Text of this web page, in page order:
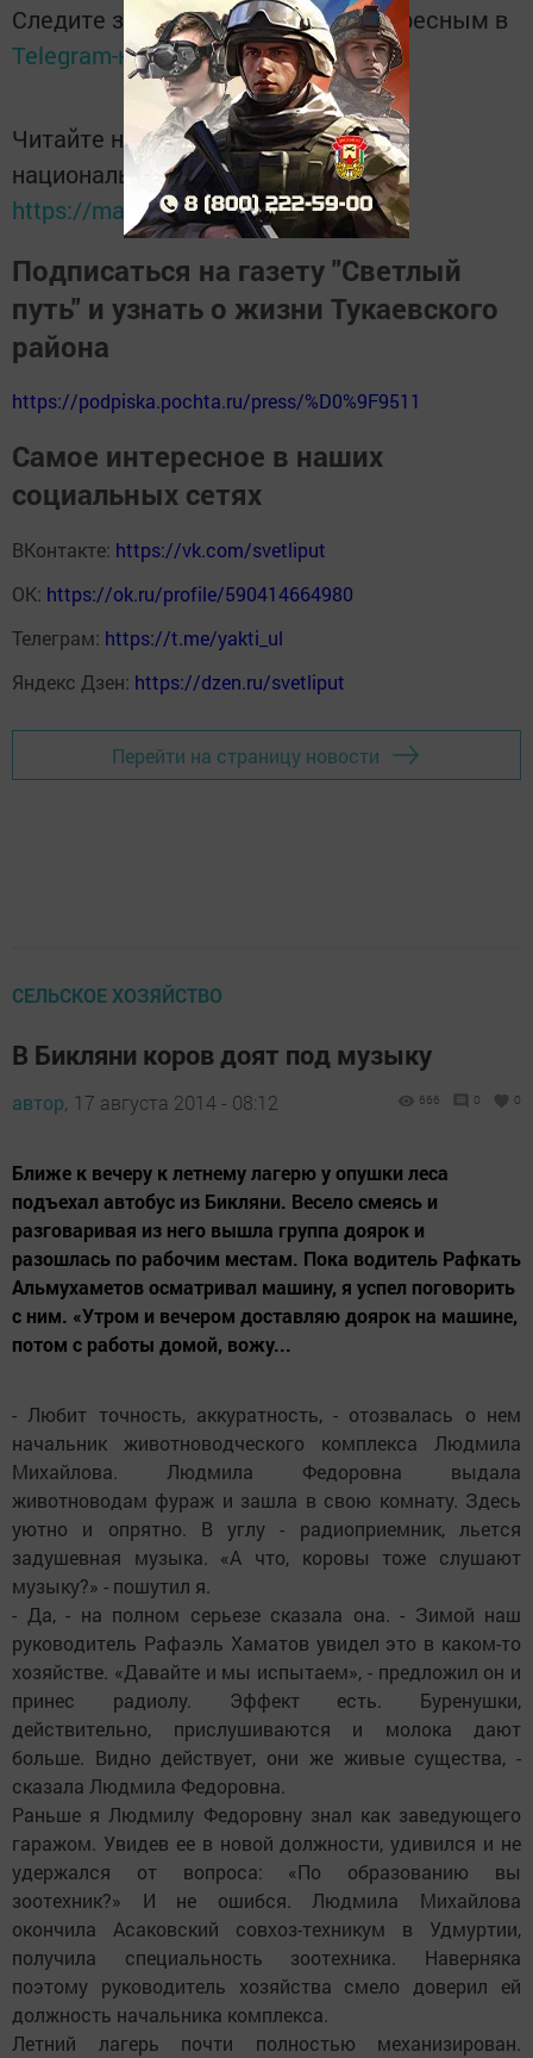
Следите за самым важным и интересным в
Telegram-каналеТатмедиа
Читайте новости Татарстана в
национальном мессенджере MАХ:
https://max.ru/tatmedia
Подписаться на газету "Светлый
путь" и узнать о жизни Тукаевского
района
https://podpiska.pochta.ru/press/%D0%9F9511
Самое интересное в наших
социальных сетях
ВКонтакте: https://vk.com/svetliput
ОК: https://ok.ru/profile/590414664980
Телеграм: https://t.me/yakti_ul
Яндекс Дзен: https://dzen.ru/svetliput
Перейти на страницу новости
СЕЛЬСКОЕ ХОЗЯЙСТВО
В Бикляни коров доят под музыку
автор, 17 августа 2014 - 08:12 666 0 0
Ближе к вечеру к летнему лагерю у опушки леса
подъехал автобус из Бикляни. Весело смеясь и
разговаривая из него вышла группа доярок и
разошлась по рабочим местам. Пока водитель Рафкать
Альмухаметов осматривал машину, я успел поговорить
с ним. «Утром и вечером доставляю доярок на машине,
потом с работы домой, вожу...
- Любит точность, аккуратность, - отозвалась о нем
начальник животноводческого комплекса Людмила
Михайлова. Людмила Федоровна выдала
животноводам фураж и зашла в свою комнату. Здесь
уютно и опрятно. В углу - радиоприемник, льется
задушевная музыка. «А что, коровы тоже слушают
музыку?» - пошутил я.
- Да, - на полном серьезе сказала она. - Зимой наш
руководитель Рафаэль Хаматов увидел это в каком-то
хозяйстве. «Давайте и мы испытаем», - предложил он и
принес радиолу. Эффект есть. Буренушки,
действительно, прислушиваются и молока дают
больше. Видно действует, они же живые существа, -
сказала Людмила Федоровна.
Раньше я Людмилу Федоровну знал как заведующего
гаражом. Увидев ее в новой должности, удивился и не
удержался от вопроса: «По образованию вы
зоотехник?» И не ошибся. Людмила Михайлова
окончила Асаковский совхоз-техникум в Удмуртии,
получила специальность зоотехника. Наверняка
поэтому руководитель хозяйства смело доверил ей
должность начальника комплекса.
Летний лагерь почти полностью механизирован.